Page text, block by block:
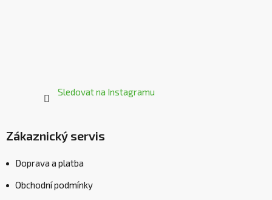
Sledovat na Instagramu
Zákaznický servis
Doprava a platba
Obchodní podmínky